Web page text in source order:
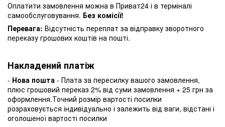
Оплатити замовлення можна в Приват24 і в терміналі
самообслуговування. Без комісії!
Перевага: Відсутність переплат за відправку зворотного
переказу грошових коштів на пошті.
Накладений платіж
- Нова пошта - Плата за пересилку вашого замовлення,
плюс грошовий переказ 2% від суми замовлення + 25 грн за
оформлення.Точний розмір вартості посилки
розраховується індивідуально і залежить від ваги, відстані і
оголошеної вартості посилки